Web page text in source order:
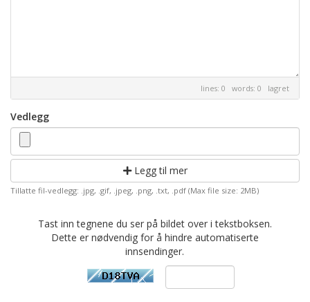
lines: 0 words: 0 lagret
Vedlegg
Legg til mer
Tillatte fil-vedlegg: .jpg, .gif, .jpeg, .png, .txt, .pdf (Max file size: 2MB)
Tast inn tegnene du ser på bildet over i tekstboksen.
Dette er nødvendig for å hindre automatiserte
innsendinger.